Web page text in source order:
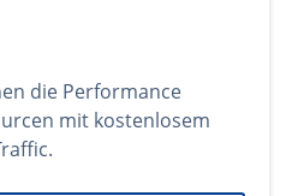
die Performance
mit kostenlosem